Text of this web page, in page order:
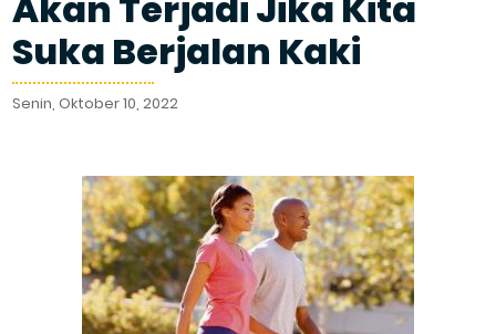
Suka Berjalan Kaki
Senin, Oktober 10, 2022